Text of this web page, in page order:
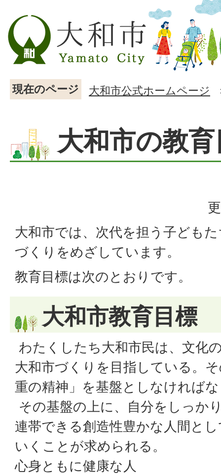
現在のページ 大和市公式ホームページ
大和市の教
大和市では、次代を担う子ども
づくりをめざしています。
教育目標は次のとおりです。
大和市教育目標
わたくしたち大和市民は、文化
大和市づくりを目指している。
重の精神」を基盤としなければ
その基盤の上に、自分をしっか
連帯できる創造性豊かな人間と
いくことが求められる。
心身ともに健康な人